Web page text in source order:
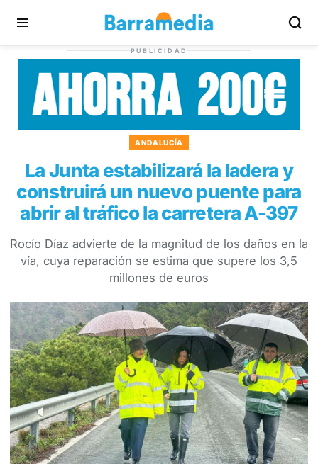
PUBLICIDAD
ANDALUCÍA
La Junta estabilizará la ladera y
construirá un nuevo puente para
abrir al tráfico la carretera A-397
Rocío Díaz advierte de la magnitud de los daños en la
vía, cuya reparación se estima que supere los 3,5
millones de euros